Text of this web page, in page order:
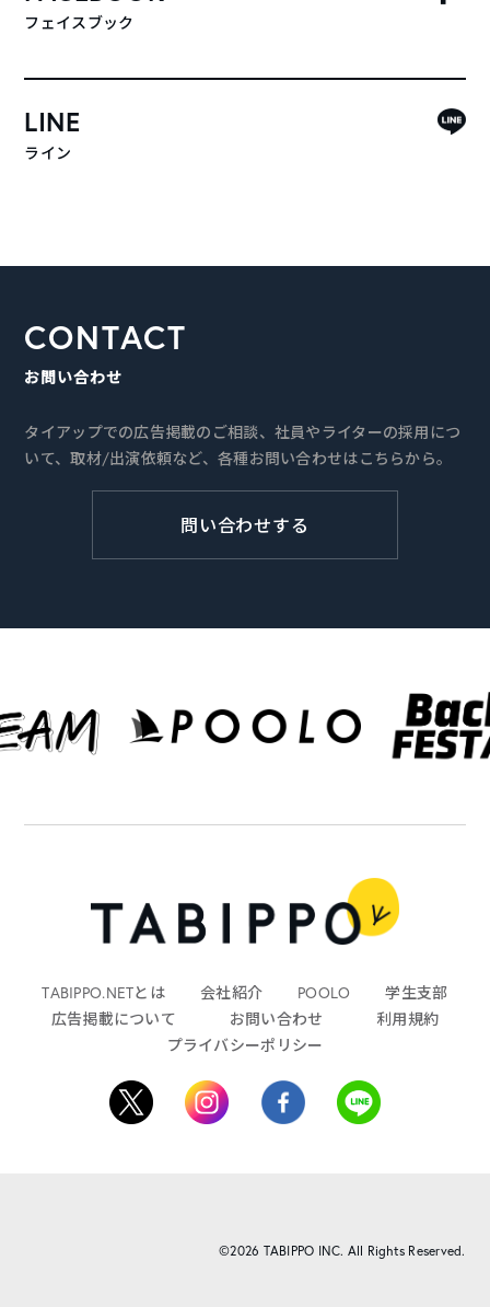
フェイスブック
LINE
ライン
CONTACT
お問い合わせ
タイアップでの広告掲載のご相談、社員やライターの採用につ
いて、取材/出演依頼など、各種お問い合わせはこちらから。
問い合わせする
TABIPPO.NETとは 会社紹介 POOLO
学生支部
広告掲載について
お問い合わせ
利用規約
プライバシーポリシー
©2026 TABIPPO INC. All Rights Reserved.